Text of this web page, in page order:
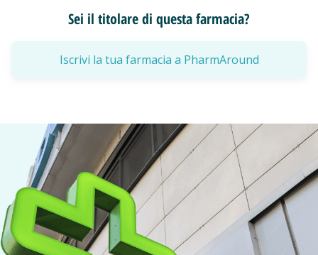
Sei il titolare di questa farmacia?
Iscrivi la tua farmacia a PharmAround